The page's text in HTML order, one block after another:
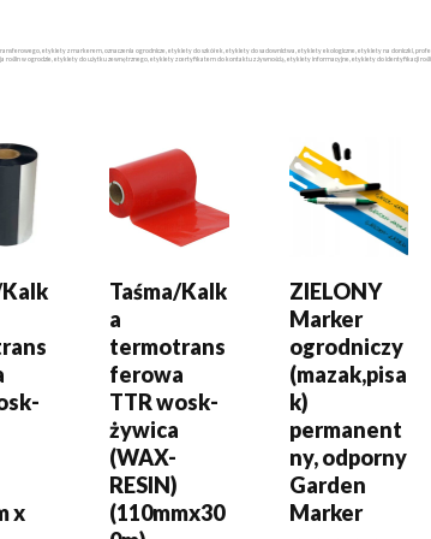
etykiety z markerem, oznaczenia ogrodnicze, etykiety do szkółek, etykiety do sadownictwa, etykiety ekologiczne, etykiety na
roślin w ogrodzie, etykiety do użytku zewnętrznego, etykiety z certyfikatem do kontaktu z żywnością, etykiety informacyjne, etykiety do identyfikacji
x
Taśma/Kalk
a
termotrans
ferowa
TTR wosk-
żywica
(WAX-
RESIN)
(110mmx30
ZIELONY
Marker
ogrodniczy
(mazak,pisa
k)
permanent
ny, odporny
Garden
Marker